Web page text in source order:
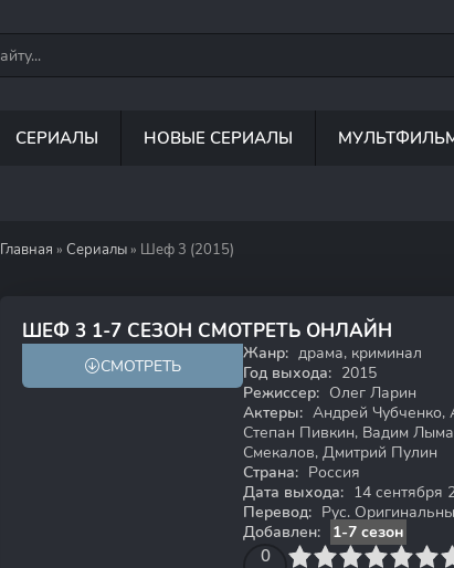
СЕРИАЛЫ НОВЫЕ СЕРИАЛЫ
Главная » Сериалы » Шеф 3 (2015)
ШЕФ 3 1-7 СЕЗОН СМОТРЕТЬ ОНЛАЙН
7.8
СМОТРЕТЬ
Жанр: драма, криминал
Год выхода: 2015
Режиссер: Олег Ларин
Актеры: Андрей Чубченко,
Степан Пивкин, Вадим
Смекалов, Дмитрий Пулин
Страна: Россия
Дата выхода: 14 сентября
Перевод: Рус.
Добавлен:
1-7 сезон
0
4 6 7 8 9 10